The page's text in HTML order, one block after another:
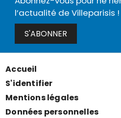
l’actualité de Villeparisis !
S'ABONNER
Menu
Pied
de
Accueil
S'identifier
Mentions légales
Données personnelles